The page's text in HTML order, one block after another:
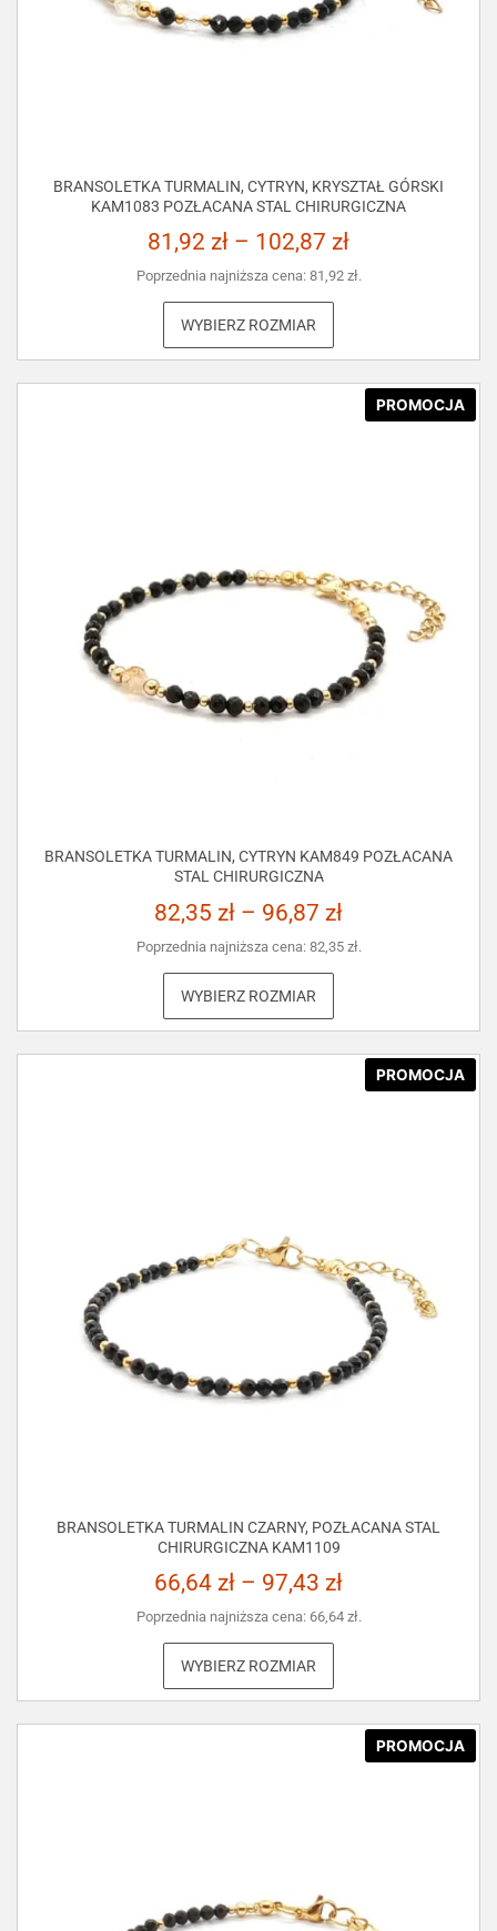
BRANSOLETKA TURMALIN, CYTRYN, KRYSZTAŁ GÓRSKI
KAM1083 POZŁACANA STAL CHIRURGICZNA
81,92 zł – 102,87 zł
Poprzednia najniższa cena: 81,92 zł.
WYBIERZ ROZMIAR
PROMOCJA
BRANSOLETKA TURMALIN, CYTRYN KAM849 POZŁACANA
STAL CHIRURGICZNA
82,35 zł – 96,87 zł
Poprzednia najniższa cena: 82,35 zł.
WYBIERZ ROZMIAR
PROMOCJA
BRANSOLETKA TURMALIN CZARNY, POZŁACANA STAL
CHIRURGICZNA KAM1109
66,64 zł – 97,43 zł
Poprzednia najniższa cena: 66,64 zł.
WYBIERZ ROZMIAR
PROMOCJA